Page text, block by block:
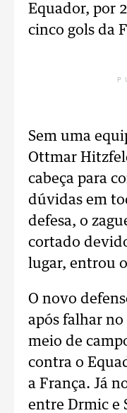
Equador, por
cinco gols da
Sem uma
Ottmar
cabeça para
dúvidas em
defesa, o
cortado
lugar, entrou
O novo
após falhar
meio de
contra o
a França. Já
entre Drmic e